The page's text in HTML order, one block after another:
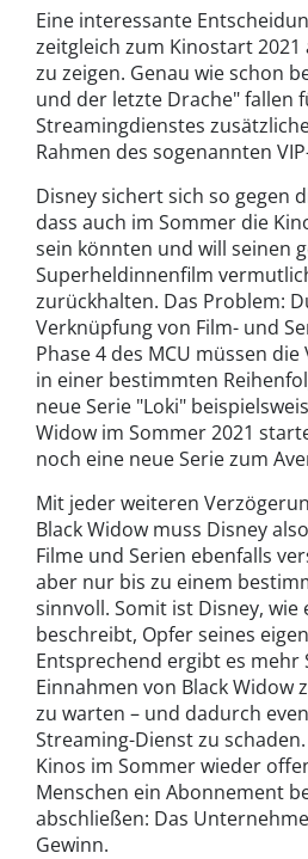
Eine interessante
zeitgleich zum Kinostart 2021
zu zeigen. Genau wie schon
und der letzte Drache" fallen
Streamingdienstes
Rahmen des sogenannten
Disney sichert sich so gegen
dass auch im Sommer die
sein könnten und will seinen
Superheldinnenfilm
zurückhalten. Das Problem:
Verknüpfung von Film- und
Phase 4 des MCU müssen
in einer bestimmten
neue Serie "Loki"
Widow im Sommer 2021
noch eine neue Serie zum
Mit jeder weiteren
Black Widow muss Disney
Filme und Serien ebenfalls
aber nur bis zu einem
sinnvoll. Somit ist Disney, wie
beschreibt, Opfer seines
Entsprechend ergibt es mehr
Einnahmen von Black Widow
zu warten – und dadurch
Streaming-Dienst zu
Kinos im Sommer wieder
Menschen ein Abonnement
abschließen: Das
Gewinn.